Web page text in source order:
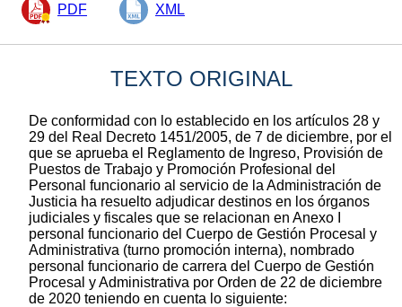
PDF XML
TEXTO ORIGINAL
De conformidad con lo establecido en los artículos 28 y
29 del Real Decreto 1451/2005, de 7 de diciembre, por el
que se aprueba el Reglamento de Ingreso, Provisión de
Puestos de Trabajo y Promoción Profesional del
Personal funcionario al servicio de la Administración de
Justicia ha resuelto adjudicar destinos en los órganos
judiciales y fiscales que se relacionan en Anexo I
personal funcionario del Cuerpo de Gestión Procesal y
Administrativa (turno promoción interna), nombrado
personal funcionario de carrera del Cuerpo de Gestión
Procesal y Administrativa por Orden de 22 de diciembre
de 2020 teniendo en cuenta lo siguiente: